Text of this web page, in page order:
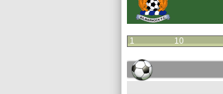
1 10